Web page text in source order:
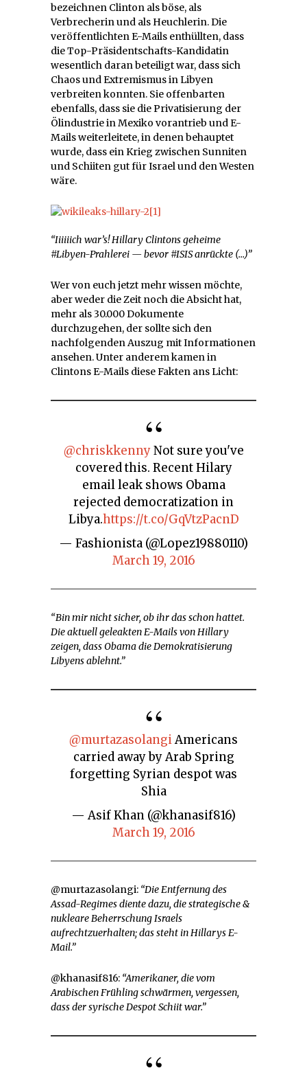
bezeichnen Clinton als böse, als
Verbrecherin und als Heuchlerin. Die
veröffentlichten E-Mails enthüllten, dass
die Top-Präsidentschafts-Kandidatin
wesentlich daran beteiligt war, dass sich
Chaos und Extremismus in Libyen
verbreiten konnten. Sie offenbarten
ebenfalls, dass sie die Privatisierung der
Ölindustrie in Mexiko vorantrieb und E-
Mails weiterleitete, in denen behauptet
wurde, dass ein Krieg zwischen Sunniten
und Schiiten gut für Israel und den Westen
wäre.
“Iiiiiich war’s! Hillary Clintons geheime
#Libyen-Prahlerei — bevor #ISIS anrückte (…)”
Wer von euch jetzt mehr wissen möchte,
aber weder die Zeit noch die Absicht hat,
mehr als 30.000 Dokumente
durchzugehen, der sollte sich den
nachfolgenden Auszug mit Informationen
ansehen. Unter anderem kamen in
Clintons E-Mails diese Fakten ans Licht:
@chriskkennyNot sure you've
covered this. Recent Hilary
email leak shows Obama
rejected democratization in
Libya.https://t.co/GqVtzPacnD
— Fashionista (@Lopez19880110)
March 19, 2016
“Bin mir nicht sicher, ob ihr das schon hattet.
Die aktuell geleakten E-Mails von Hillary
zeigen, dass Obama die Demokratisierung
Libyens ablehnt.”
@murtazasolangiAmericans
carried away by Arab Spring
forgetting Syrian despot was
Shia
— Asif Khan (@khanasif816)
March 19, 2016
@murtazasolangi: “Die Entfernung des
Assad-Regimes diente dazu, die strategische &
nukleare Beherrschung Israels
aufrechtzuerhalten; das steht in Hillarys E-
Mail.”
@khanasif816: “Amerikaner, die vom
Arabischen Frühling schwärmen, vergessen,
dass der syrische Despot Schiit war.”